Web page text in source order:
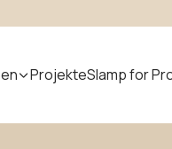
ProjekteSlamp for